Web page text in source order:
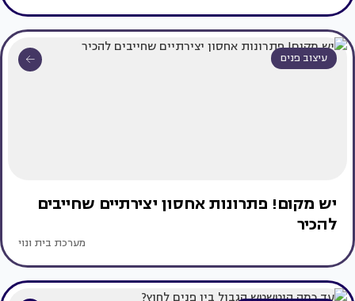
עיצוב פנים
יש מקום! פתרונות אחסון יצירתיים שחייבים
להכיר
מערכת בית ונוי